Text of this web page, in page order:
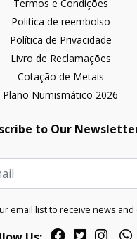
Termos e Condições
Politica de reembolso
Política de Privacidade
Livro de Reclamações
Cotação de Metais
Plano Numismático 2026
to Our
email list to receive news